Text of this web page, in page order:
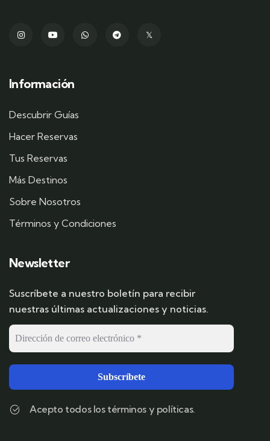
Información
Descubrir Guías
Hacer Reservas
Tus Reservas
Más Destinos
Sobre Nosotros
Términos y Condiciones
Newsletter
Suscríbete a nuestro boletín para recibir
nuestras últimas actualizaciones y noticias.
Acepto todos los términos y políticas.